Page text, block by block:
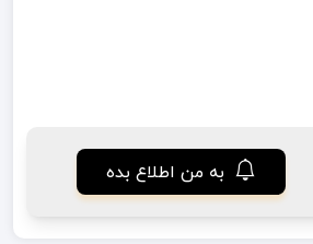
به من اطلاع بده